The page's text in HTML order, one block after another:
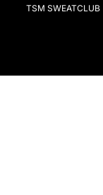
TSM SWEATCLUB